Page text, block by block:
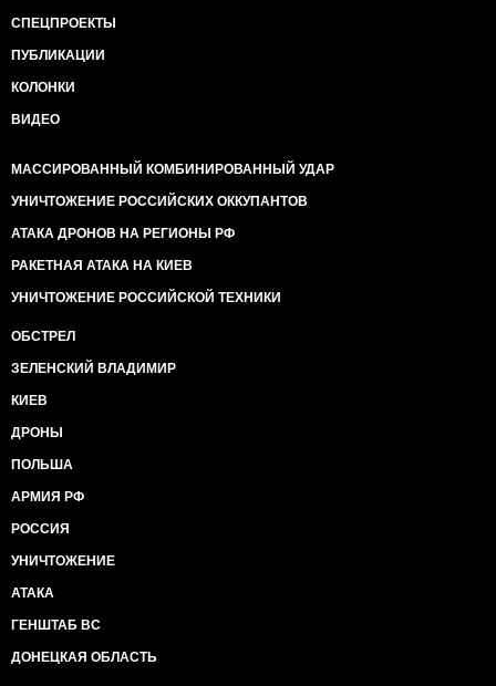
СПЕЦПРОЕКТЫ
ПУБЛИКАЦИИ
КОЛОНКИ
ВИДЕО
МАССИРОВАННЫЙ КОМБИНИРОВАННЫЙ УДАР
УНИЧТОЖЕНИЕ РОССИЙСКИХ ОККУПАНТОВ
АТАКА ДРОНОВ НА РЕГИОНЫ РФ
РАКЕТНАЯ АТАКА НА КИЕВ
УНИЧТОЖЕНИЕ РОССИЙСКОЙ ТЕХНИКИ
ОБСТРЕЛ
ЗЕЛЕНСКИЙ ВЛАДИМИР
КИЕВ
ДРОНЫ
ПОЛЬША
АРМИЯ РФ
РОССИЯ
УНИЧТОЖЕНИЕ
АТАКА
ГЕНШТАБ ВС
ДОНЕЦКАЯ ОБЛАСТЬ